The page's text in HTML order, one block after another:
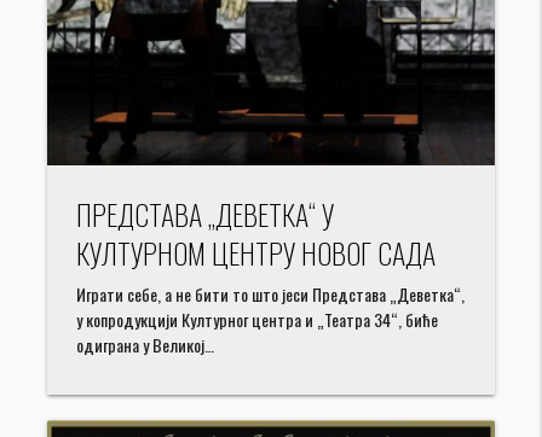
ПРЕДСТАВА „ДЕВЕТКА“ У
КУЛТУРНОМ ЦЕНТРУ НОВОГ САДА
Играти себе, а не бити то што јеси Представа „Деветка“,
у копродукцији Културног центра и „Театра 34“, биће
одиграна у Великој…